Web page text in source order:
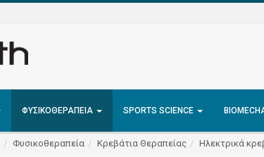
ΦΥΣΙΚΟΘΕΡΑΠΕΊΑ SPORTS SCIENCE
Φυσικοθεραπεία Κρεβάτια Θεραπείας Ηλεκτρικά